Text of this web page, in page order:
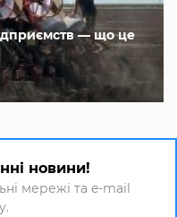
— що це
новини!
мережі та e-mail